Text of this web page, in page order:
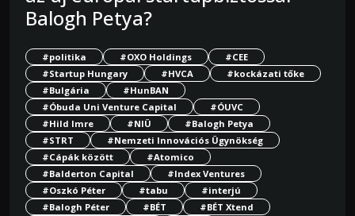
Balogh Petya?
#politika #OXO Holdings
#CEE
#Startup Hungary
#HVCA
#kockázati tőke
#Bulgária
#HunBAN
#Óbuda Uni Venture Capital
#ÓUVC
#Hild Imre
#NIÜ
#Balogh Petya
#STRT
#Nemzeti Innovációs Ügynökség
#Cápák között
#Atomico
#Balderton Capital
#Index Ventures
#Oszkó Péter
#tabu
#interjú
#Balogh Péter
#BÉT
#BÉT Xtend